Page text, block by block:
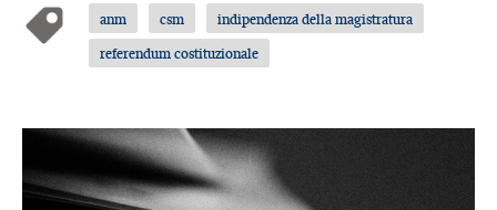
anm csm
indipendenza della magistratura
referendum costituzionale